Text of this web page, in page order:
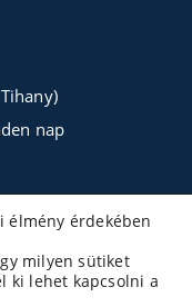
nap
élmény érdekében
milyen sütiket
ki lehet kapcsolni a